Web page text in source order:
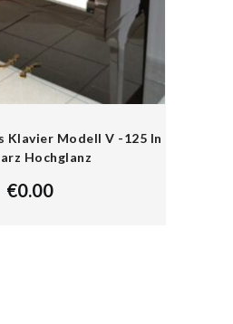
Klavier Modell V -125 In
Hochglanz
€0.00